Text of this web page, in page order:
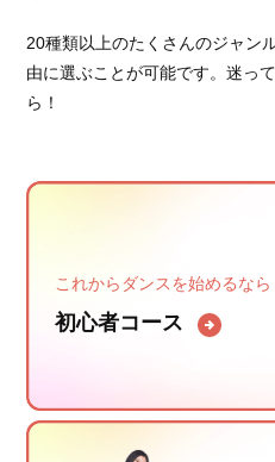
20種類以上のたくさんのジャン
由に選ぶことが可能です。迷っ
ら！
これからダンスを始めるなら
初心者コース